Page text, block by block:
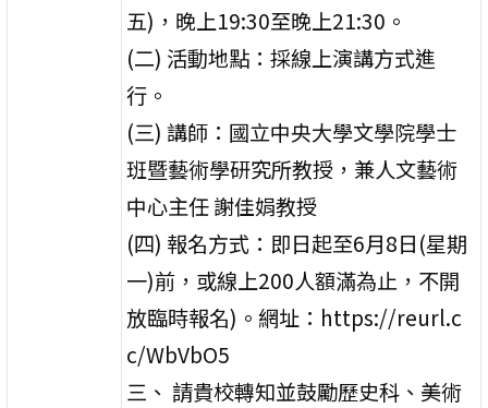
五)，晚上19:30至晚上21:30。
(二) 活動地點：採線上演講方式進
行。
(三) 講師：國立中央大學文學院學士
班暨藝術學研究所教授，兼人文藝術
中心主任 謝佳娟教授
(四) 報名方式：即日起至6月8日(星期
一)前，或線上200人額滿為止，不開
放臨時報名)。網址：https://reurl.c
c/WbVbO5
三、 請貴校轉知並鼓勵歷史科、美術